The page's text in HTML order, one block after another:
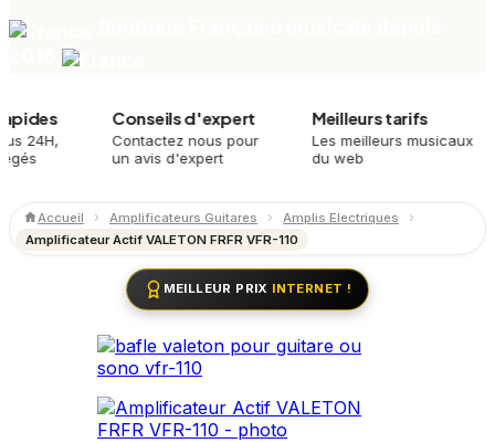
Conseils d'expert
Contactez nous pour
un avis d'expert
Meilleurs tarifs
Les meilleurs musicaux
du web
Accueil Amplificateurs Guitares
Amplis Electriques
Amplificateur Actif VALETON FRFR VFR-110
MEILLEUR PRIX INTERNET !